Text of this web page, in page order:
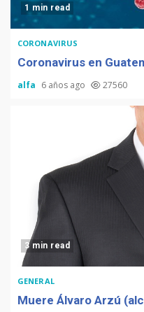
1 min read
CORONAVIRUS
Coronavirus en
alfa 6 años ago 27560
3 min read
GENERAL
Muere Álvaro Arzú